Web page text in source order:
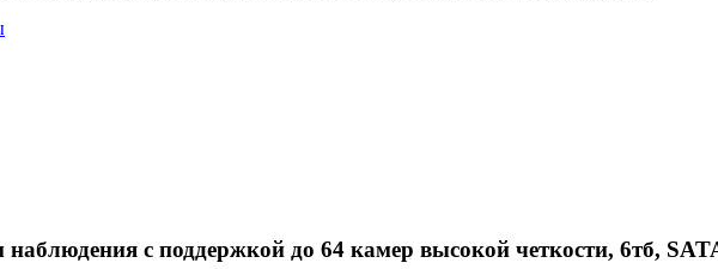
с поддержкой до 64 камер высокой четкости, 6тб,